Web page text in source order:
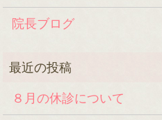
院長ブログ
８月の休診について